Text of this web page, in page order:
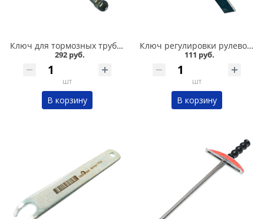
Ключ для тормозных трубок 10*12 усиленный в Омске
292 руб.
шт
В корзину
Ключ регулировки рулевой рейки 2110-012 в Омске
111 руб.
шт
В корзину